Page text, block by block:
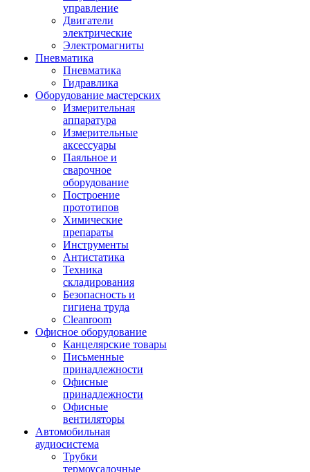
управление
Двигатели
электрические
Электромагниты
Пневматика
Пневматика
Гидравлика
Оборудование мастерских
Измерительная
аппаратура
Измерительные
аксессуары
Паяльное и
сварочное
оборудование
Построение
прототипов
Химические
препараты
Инструменты
Aнтистатика
Техника
складирования
Безопасность и
гигиена труда
Cleanroom
Офисное оборудование
Канцелярские товары
Письменные
принадлежности
Офисные
принадлежности
Офисные
вентиляторы
Автомобильная
аудиосистема
Трубки
термоусадочные